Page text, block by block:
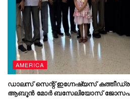
AMERICA
ഡാലസ് സെന്റ് ഇഗ്നേഷ്യസ്
ആബൂൻ മോർ ബസേലിയോസ് ജോസഫ്